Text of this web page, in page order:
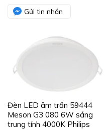
Gửi tin nhắn
Đèn LED âm trần 59444
Meson G3 080 6W sáng
trung tính 4000K Philips